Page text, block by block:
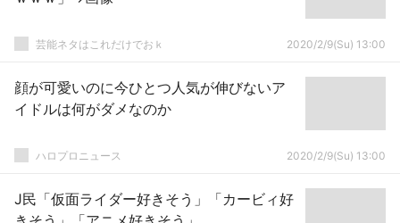
芸能ネタはこれだけでおｋ 2020/2/9(Su) 13:00
顔が可愛いのに今ひとつ人気が伸びないア
イドルは何がダメなのか
ハロプロニュース 2020/2/9(Su) 13:00
J民「仮面ライダー好きそう」「カービィ好